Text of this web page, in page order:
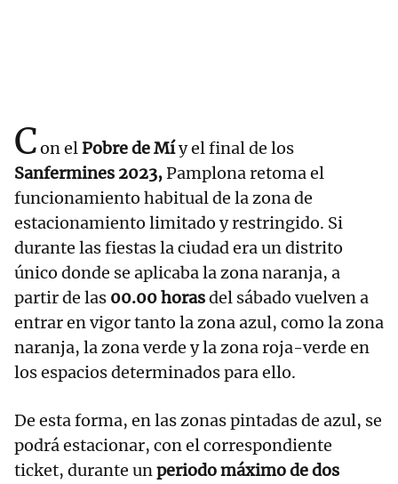
Con elPobre de Míy el final de los
Sanfermines 2023,Pamplona retoma el
funcionamiento habitual de la zona de
estacionamiento limitado y restringido. Si
durante las fiestas la ciudad era un distrito
único donde se aplicaba la zona naranja, a
partir de las 00.00 horasdel sábado vuelven a
entrar en vigor tanto la zona azul, como la zona
naranja, la zona verde y la zona roja-verde en
los espacios determinados para ello.
De esta forma, en las zonas pintadas de azul, se
podrá estacionar, con el correspondiente
ticket, durante unperiodo máximo de dos